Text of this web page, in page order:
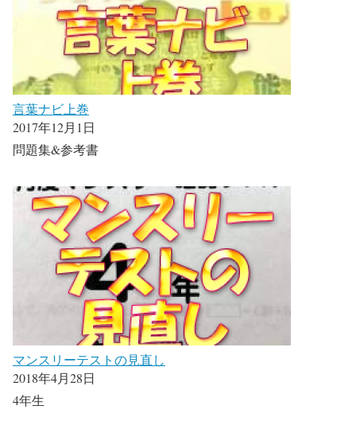
言葉ナビ上巻
2017年12月1日
問題集&参考書
マンスリーテストの見直し
2018年4月28日
4年生